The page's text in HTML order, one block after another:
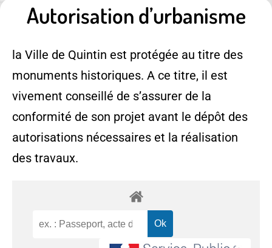
Autorisation d’urbanisme
la Ville de Quintin est protégée au titre des
monuments historiques. A ce titre, il est
vivement conseillé de s’assurer de la
conformité de son projet avant le dépôt des
autorisations nécessaires et la réalisation
des travaux.